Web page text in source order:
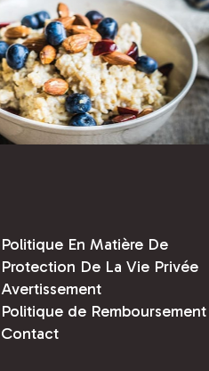
Politique En Matière De
Protection De La Vie Privée
Avertissement
Politique de Remboursement
Contact